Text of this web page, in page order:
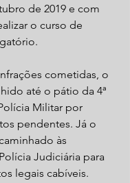
de 2019 e com
o curso de
cometidas, o
até o pátio da 4ª
Militar por
pendentes. Já o
às
Judiciária para
legais cabíveis.